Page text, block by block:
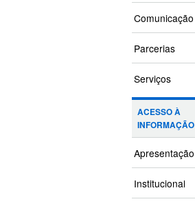
Comunicação
Parcerias
Serviços
ACESSO À
INFORMAÇÃO
Apresentação
Institucional